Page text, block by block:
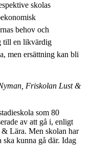
skolas
behov och
till en likvärdig
men ersättning kan bli
Friskolan Lust &
som 80
av att gå i, enligt
Lära. Men skolan har
ska kunna gå där. Idag